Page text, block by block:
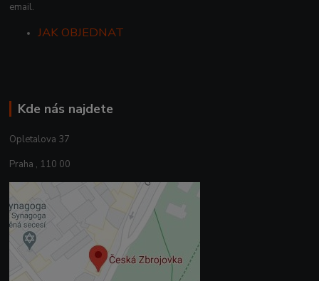
email.
JAK OBJEDNAT
Kde nás najdete
Opletalova 37
Praha , 110 00